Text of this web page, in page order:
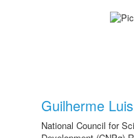
Guilherme
National Council for